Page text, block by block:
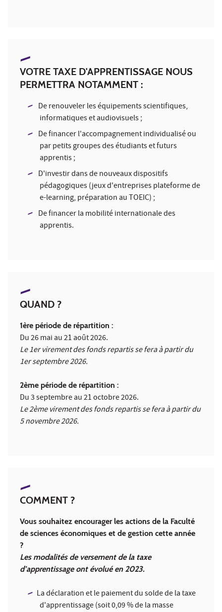
VOTRE TAXE D'APPRENTISSAGE NOUS
PERMETTRA NOTAMMENT :
De renouveler les équipements scientifiques,
informatiques et audiovisuels ;
De financer l'accompagnement individualisé ou
par petits groupes des étudiants et futurs
apprentis ;
D'investir dans de nouveaux dispositifs
pédagogiques (jeux d'entreprises plateforme de
e-learning, préparation au TOEIC) ;
De financer la mobilité internationale des
apprentis.
QUAND ?
1ère période de répartition :
Du 26 mai au 21 août 2026.
Le 1er virement des fonds repartis se fera à partir du
1er septembre 2026.
2ème période de répartition :
Du 3 septembre au 21 octobre 2026.
Le 2ème virement des fonds repartis se fera à partir du
5 novembre 2026.
COMMENT ?
Vous souhaitez encourager les actions de la Faculté
de sciences économiques et de gestion cette année
?
Les modalités de versement de la taxe
d’apprentissage ont évolué en 2023.
La déclaration et le paiement du solde de la taxe
d'apprentissage (soit 0,09 % de la masse